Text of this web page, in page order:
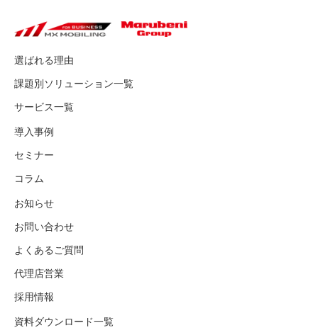
選ばれる理由
課題別ソリューション一覧
サービス一覧
導入事例
セミナー
コラム
お知らせ
お問い合わせ
よくあるご質問
代理店営業
採用情報
資料ダウンロード一覧